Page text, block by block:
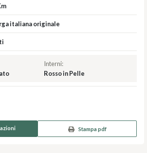
italiana originale
Interni:
Rosso in Pelle
Stampa pdf